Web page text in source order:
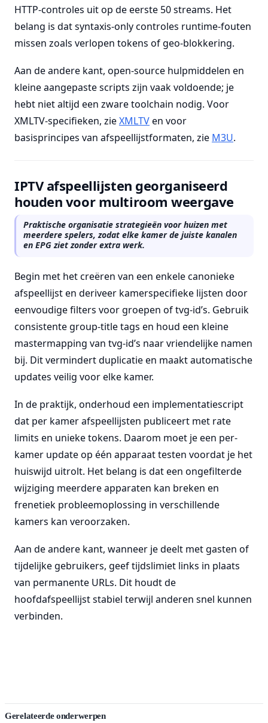
HTTP-controles uit op de eerste 50 streams. Het
belang is dat syntaxis-only controles runtime-fouten
missen zoals verlopen tokens of geo-blokkering.
Aan de andere kant, open-source hulpmiddelen en
kleine aangepaste scripts zijn vaak voldoende; je
hebt niet altijd een zware toolchain nodig. Voor
XMLTV-specifieken, zieXMLTVen voor
basisprincipes van afspeellijstformaten, zie M3U.
IPTV afspeellijsten georganiseerd
houden voor multiroom weergave
Praktische organisatie strategieën voor huizen met
meerdere spelers, zodat elke kamer de juiste kanalen
en EPG ziet zonder extra werk.
Begin met het creëren van een enkele canonieke
afspeellijst en deriveer kamerspecifieke lijsten door
eenvoudige filters voor groepen of tvg-id’s. Gebruik
consistente group-title tags en houd een kleine
mastermapping van tvg-id’s naar vriendelijke namen
bij. Dit vermindert duplicatie en maakt automatische
updates veilig voor elke kamer.
In de praktijk, onderhoud een implementatiescript
dat per kamer afspeellijsten publiceert met rate
limits en unieke tokens. Daarom moet je een per-
kamer update op één apparaat testen voordat je het
huiswijd uitrolt. Het belang is dat een ongefilterde
wijziging meerdere apparaten kan breken en
frenetiek probleemoplossing in verschillende
kamers kan veroorzaken.
Aan de andere kant, wanneer je deelt met gasten of
tijdelijke gebruikers, geef tijdslimiet links in plaats
van permanente URLs. Dit houdt de
hoofdafspeellijst stabiel terwijl anderen snel kunnen
verbinden.
Gerelateerde onderwerpen